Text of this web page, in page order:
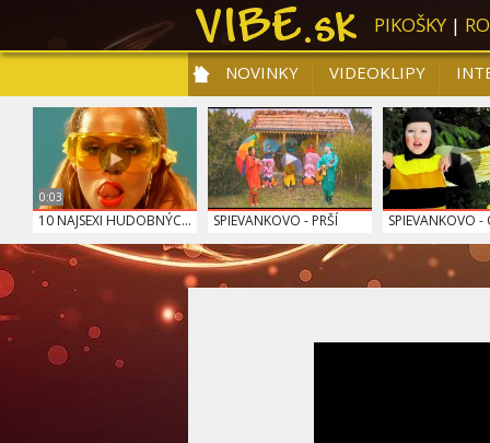
PIKOŠKY |
NOVINKY VIDEOKLIPY
0:03
10 NAJSEXI HUDOBNÝC... SPIEVANKOVO - PRŠÍ SPIEVANKOVO -
KATIE MELUA - THE F...